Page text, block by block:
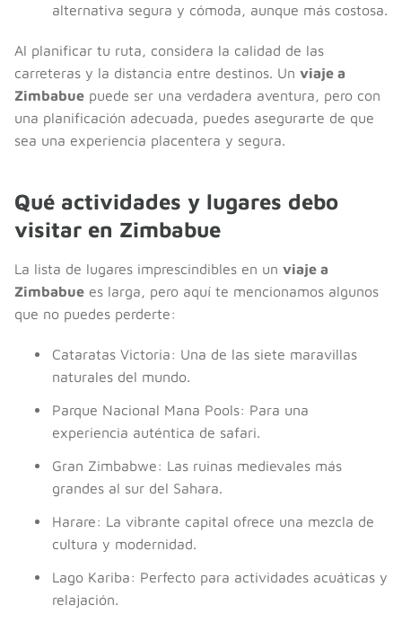
alternativa segura y cómoda, aunque más costosa.
Al planificar tu ruta, considera la calidad de las
carreteras y la distancia entre destinos. Un viaje a
Zimbabue puede ser una verdadera aventura, pero con
una planificación adecuada, puedes asegurarte de que
sea una experiencia placentera y segura.
Qué actividades y lugares debo
visitar en Zimbabue
La lista de lugares imprescindibles en un viaje a
Zimbabue es larga, pero aquí te mencionamos algunos
que no puedes perderte:
Cataratas Victoria: Una de las siete maravillas
naturales del mundo.
Parque Nacional Mana Pools: Para una
experiencia auténtica de safari.
Gran Zimbabwe: Las ruinas medievales más
grandes al sur del Sahara.
Harare: La vibrante capital ofrece una mezcla de
cultura y modernidad.
Lago Kariba: Perfecto para actividades acuáticas y
relajación.